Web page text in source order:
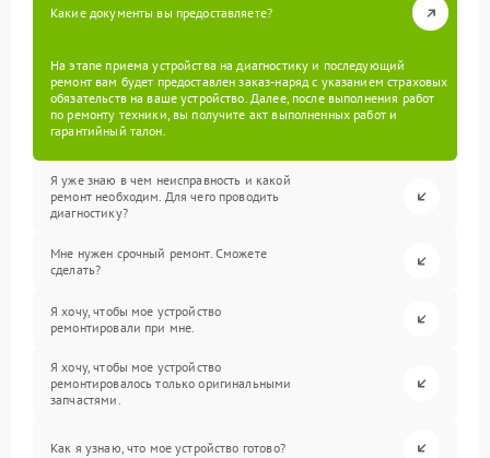
Какие документы вы предоставляете?
На этапе приема устройства на диагностику и последующий
ремонт вам будет предоставлен заказ-наряд с указанием страховых
обязательств на ваше устройство. Далее, после выполнения работ
по ремонту техники, вы получите акт выполненных работ и
гарантийный талон.
Я уже знаю в чем неисправность и какой
ремонт необходим. Для чего проводить
диагностику?
Мне нужен срочный ремонт. Сможете
сделать?
Я хочу, чтобы мое устройство
ремонтировали при мне.
Я хочу, чтобы мое устройство
ремонтировалось только оригинальными
запчастями.
Как я узнаю, что мое устройство готово?